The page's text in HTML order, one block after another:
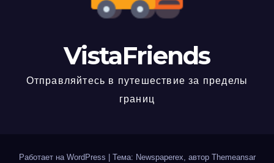
VistaFriends
Отправляйтесь в путешествие за пределы
границ
Работает на WordPress Тема: Newspaperex, автор Themeansar